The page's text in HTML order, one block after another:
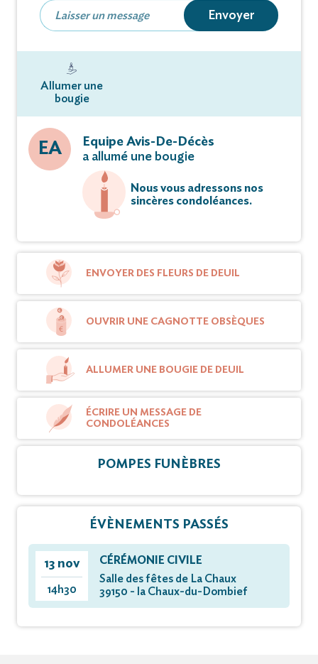
Envoyer
Allumer une
bougie
EA
Equipe Avis-De-Décès
a allumé une bougie
Nous vous adressons nos
sincères condoléances.
ENVOYER DES FLEURS DE DEUIL
OUVRIR UNE CAGNOTTE OBSÈQUES
ALLUMER UNE BOUGIE DE DEUIL
ÉCRIRE UN MESSAGE DE
CONDOLÉANCES
POMPES FUNÈBRES
ÉVÈNEMENTS PASSÉS
13 nov
14h30
CÉRÉMONIE CIVILE
Salle des fêtes de La Chaux
39150 - la Chaux-du-Dombief